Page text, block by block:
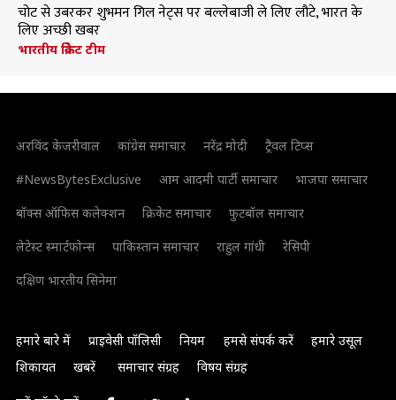
चोट से उबरकर शुभमन गिल नेट्स पर बल्लेबाजी ले लिए लौटे, भारत के
लिए अच्छी खबर
भारतीय क्रिकेट टीम
अरविंद केजरीवाल कांग्रेस समाचार नरेंद्र मोदी
ट्रैवल टिप्स
#NewsBytesExclusive
आम आदमी पार्टी समाचार
भाजपा समाचार
बॉक्स ऑफिस कलेक्शन
क्रिकेट समाचार
फुटबॉल समाचार
लेटेस्ट स्मार्टफोन्स
पाकिस्तान समाचार राहुल गांधी
रेसिपी
दक्षिण भारतीय सिनेमा
हमारे बारे में प्राइवेसी पॉलिसी नियम हमसे संपर्क करें
हमारे उसूल
शिकायत
खबरें समाचार संग्रह विषय संग्रह